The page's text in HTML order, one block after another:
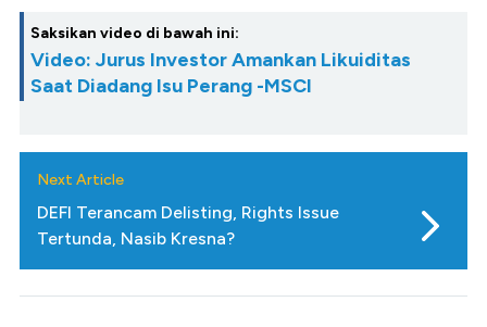
Saksikan video di bawah ini:
Video: Jurus Investor Amankan Likuiditas
Saat Diadang Isu Perang -MSCI
Next Article
DEFI Terancam Delisting, Rights Issue
Tertunda, Nasib Kresna?